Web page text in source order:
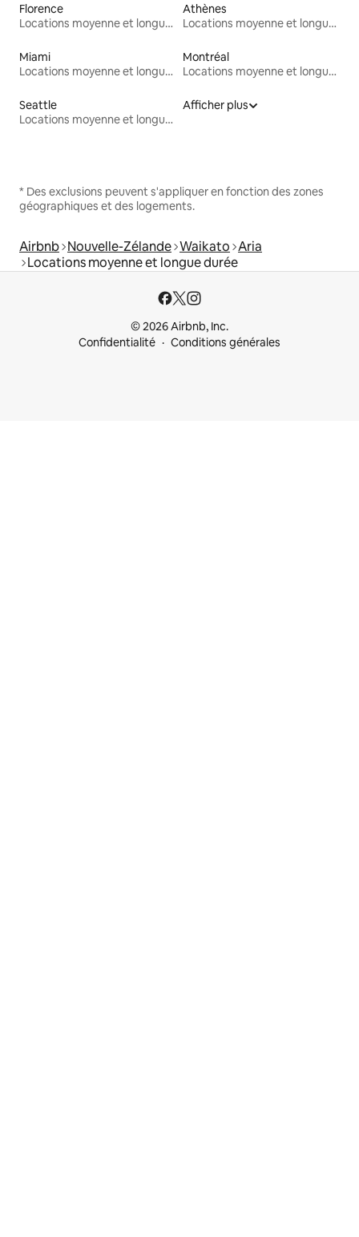
Florence
Locations moyenne et longue durée
Athènes
Locations moyenne et longue durée
Miami
Locations moyenne et longue durée
Montréal
Locations moyenne et longue durée
Seattle
Locations moyenne et longue durée
Afficher plus
* Des exclusions peuvent s'appliquer en fonction des zones
géographiques et des logements.
Airbnb Nouvelle-Zélande Waikato Aria
Locations moyenne et longue durée
© 2026 Airbnb, Inc.
Confidentialité
Conditions générales